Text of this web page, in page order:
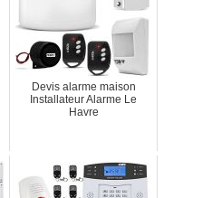
Devis alarme maison
Installateur Alarme Le
Havre